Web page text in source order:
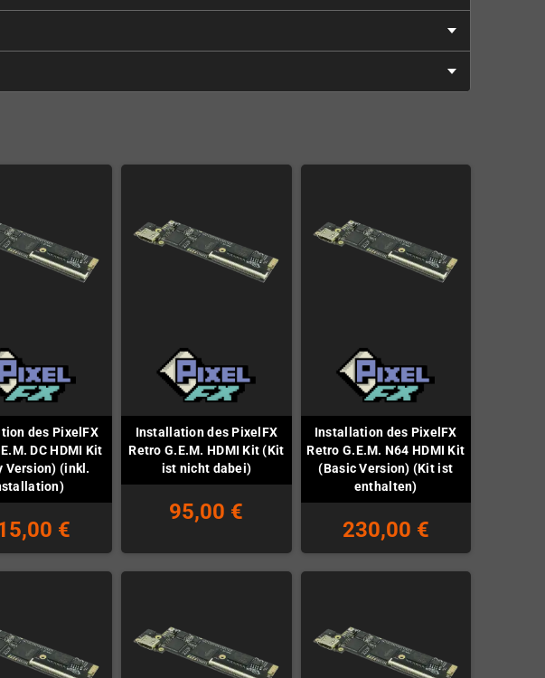
des PixelFX
DC HDMI Kit
Version) (inkl.
€
Installation des PixelFX
Retro G.E.M. HDMI Kit (Kit
ist nicht dabei)
95,00 €
Installation des PixelFX
Retro G.E.M. N64 HDMI Kit
(Basic Version) (Kit ist
enthalten)
230,00 €